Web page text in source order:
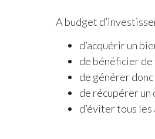
A budget
d’acquérir un
de bénéficier
de générer
de récupérer un
d’éviter tous